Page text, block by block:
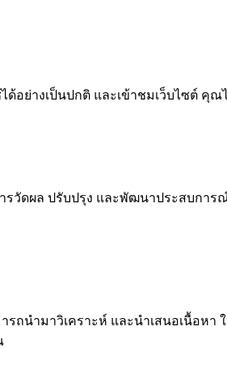
ย่างเป็นปกติ และเข้าชมเว็บไซต์ คุ
วัดผล ปรับปรุง และพัฒนาประสบกา
ถนำมาวิเคราะห์ และนำเสนอเนื้อ